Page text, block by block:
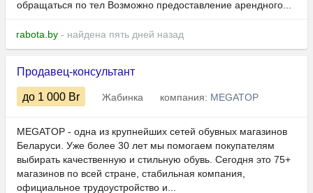
обращаться по тел Возможно предоставление арендного...
rabota.by - найдена пять дней назад
Продавец-консультант
до 1 000 Br Жабинка компания: MEGATOP
MEGATOP - одна из крупнейших сетей обувных магазинов
Беларуси. Уже более 30 лет мы помогаем покупателям
выбирать качественную и стильную обувь. Сегодня это 75+
магазинов по всей стране, стабильная компания,
официальное трудоустройство и...